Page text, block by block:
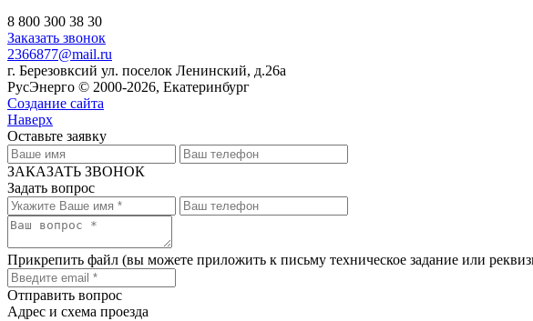
8 800 300 38 30
Заказать звонок
2366877@mail.ru
г. Березовксий ул. поселок Ленинский, д.26а
РусЭнерго © 2000-2026, Екатеринбург
Создание сайта
Наверх
Оставьте заявку
ЗАКАЗАТЬ ЗВОНОК
Задать вопрос
Прикрепить файл (вы можете приложить к письму техническое задание или
Отправить вопрос
Адрес и схема проезда